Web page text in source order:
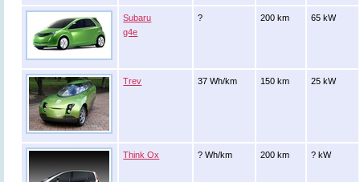
Subaru
g4e
? 200 km 65 kW
Trev 37 Wh/km 150 km 25 kW
Think Ox ? Wh/km 200 km ? kW